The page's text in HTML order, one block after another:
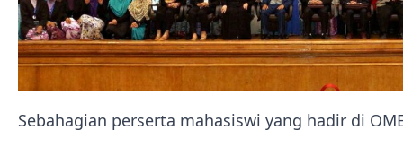
Sebahagian perserta mahasiswi yang hadir di